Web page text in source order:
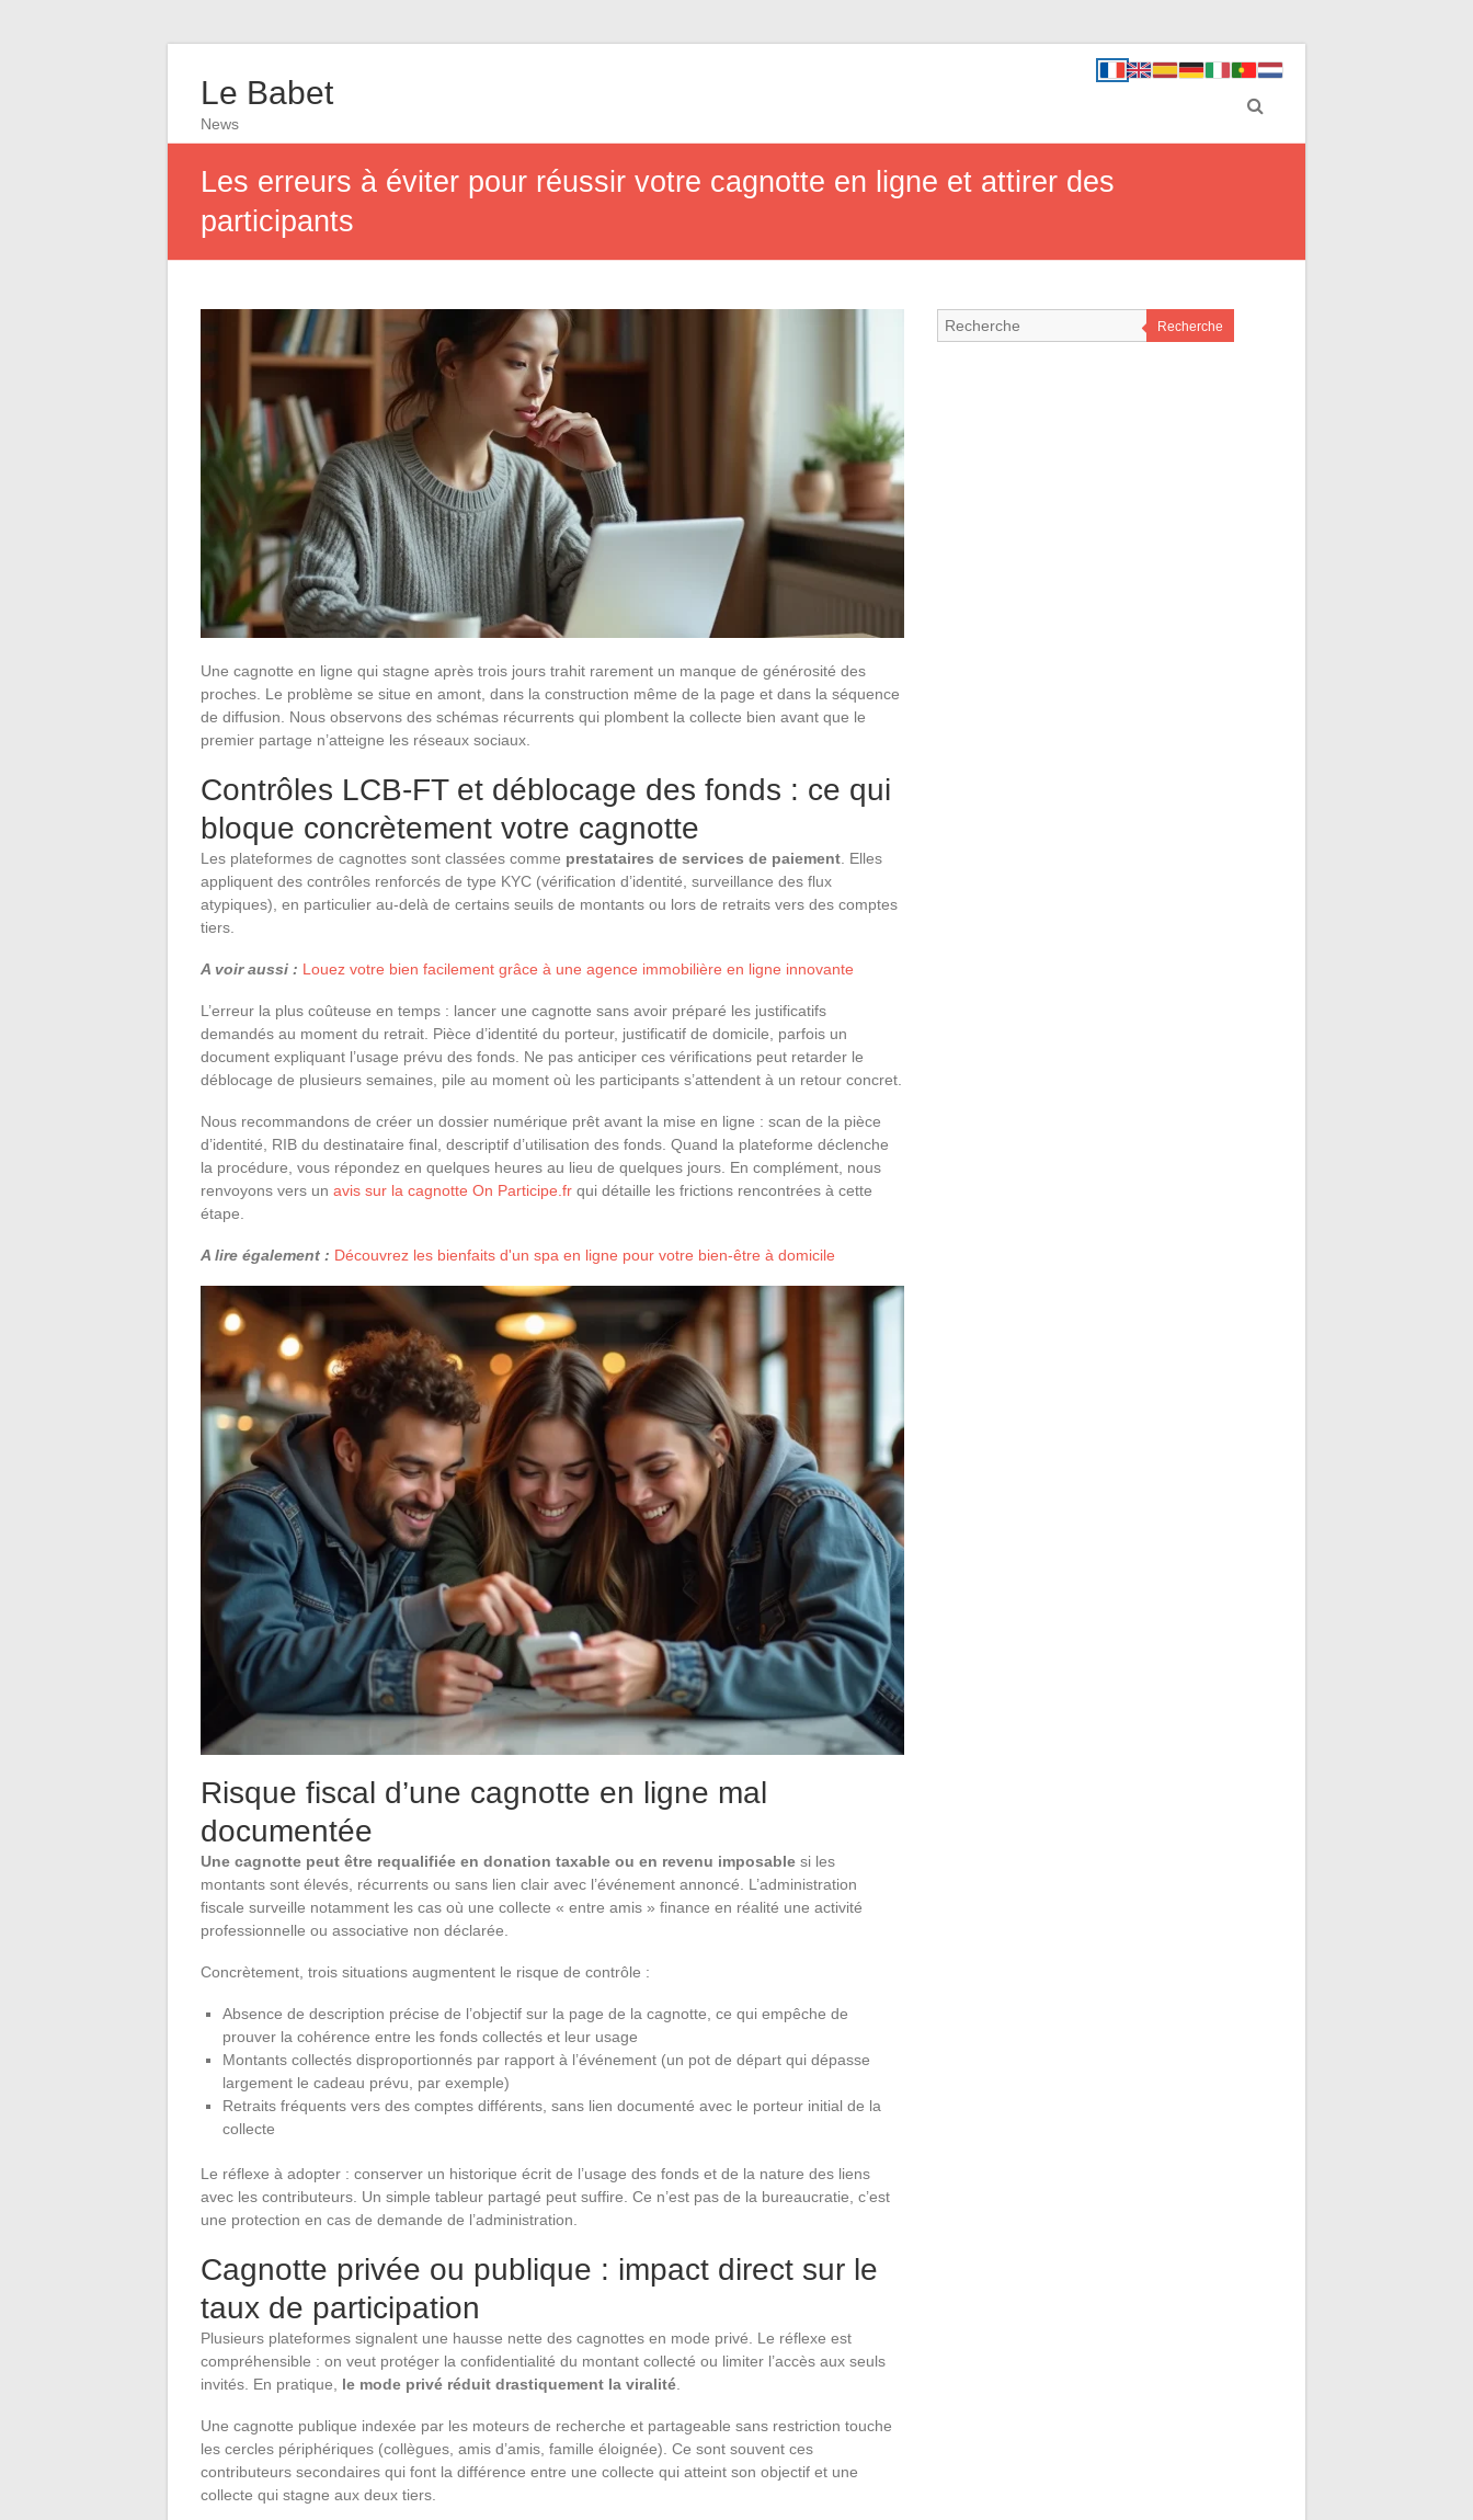
Le Babet
News
Les erreurs à éviter pour réussir votre cagnotte en ligne et attirer des
participants
Une cagnotte en ligne qui stagne après trois jours trahit rarement un manque de générosité des
proches. Le problème se situe en amont, dans la construction même de la page et dans la séquence
de diffusion. Nous observons des schémas récurrents qui plombent la collecte bien avant que le
premier partage n’atteigne les réseaux sociaux.
Contrôles LCB-FT et déblocage des fonds : ce qui
bloque concrètement votre cagnotte
Les plateformes de cagnottes sont classées comme prestataires de services de paiement . Elles
appliquent des contrôles renforcés de type KYC (vérification d’identité, surveillance des flux
atypiques), en particulier au-delà de certains seuils de montants ou lors de retraits vers des comptes
tiers.
A voir aussi : Louez votre bien facilement grâce à une agence immobilière en ligne innovante
L’erreur la plus coûteuse en temps : lancer une cagnotte sans avoir préparé les justificatifs
demandés au moment du retrait. Pièce d’identité du porteur, justificatif de domicile, parfois un
document expliquant l’usage prévu des fonds. Ne pas anticiper ces vérifications peut retarder le
déblocage de plusieurs semaines, pile au moment où les participants s’attendent à un retour concret.
Nous recommandons de créer un dossier numérique prêt avant la mise en ligne : scan de la pièce
d’identité, RIB du destinataire final, descriptif d’utilisation des fonds. Quand la plateforme déclenche
la procédure, vous répondez en quelques heures au lieu de quelques jours. En complément, nous
renvoyons vers un avis sur la cagnotte On Participe.fr qui détaille les frictions rencontrées à cette
étape.
A lire également : Découvrez les bienfaits d'un spa en ligne pour votre bien-être à domicile
Risque fiscal d’une cagnotte en ligne mal
documentée
Une cagnotte peut être requalifiée en donation taxable ou en revenu imposable si les
montants sont élevés, récurrents ou sans lien clair avec l’événement annoncé. L’administration
fiscale surveille notamment les cas où une collecte « entre amis » finance en réalité une activité
professionnelle ou associative non déclarée.
Concrètement, trois situations augmentent le risque de contrôle :
Absence de description précise de l’objectif sur la page de la cagnotte, ce qui empêche de
prouver la cohérence entre les fonds collectés et leur usage
Montants collectés disproportionnés par rapport à l’événement (un pot de départ qui dépasse
largement le cadeau prévu, par exemple)
Retraits fréquents vers des comptes différents, sans lien documenté avec le porteur initial de la
collecte
Le réflexe à adopter : conserver un historique écrit de l’usage des fonds et de la nature des liens
avec les contributeurs. Un simple tableur partagé peut suffire. Ce n’est pas de la bureaucratie, c’est
une protection en cas de demande de l’administration.
Cagnotte privée ou publique : impact direct sur le
taux de participation
Plusieurs plateformes signalent une hausse nette des cagnottes en mode privé. Le réflexe est
compréhensible : on veut protéger la confidentialité du montant collecté ou limiter l’accès aux seuls
invités. En pratique, le mode privé réduit drastiquement la viralité.
Une cagnotte publique indexée par les moteurs de recherche et partageable sans restriction touche
les cercles périphériques (collègues, amis d’amis, famille éloignée). Ce sont souvent ces
contributeurs secondaires qui font la différence entre une collecte qui atteint son objectif et une
collecte qui stagne aux deux tiers.
Recherche